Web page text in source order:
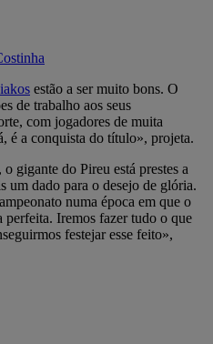
estão a ser muito bons. O
de trabalho aos seus
com jogadores de muita
é a conquista do título», projeta.
gigante do Pireu está prestes a
um dado para o desejo de glória.
numa época em que o
perfeita. Iremos fazer tudo o que
festejar esse feito»,